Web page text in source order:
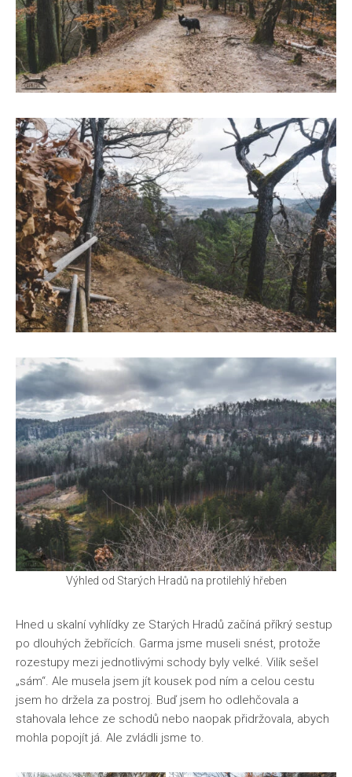
Výhled od Starých Hradů na protilehlý hřeben
Hned u skalní vyhlídky ze Starých Hradů začíná příkrý sestup
po dlouhých žebřících. Garma jsme museli snést, protože
rozestupy mezi jednotlivými schody byly velké. Vilík sešel
„sám“. Ale musela jsem jít kousek pod ním a celou cestu
jsem ho držela za postroj. Buď jsem ho odlehčovala a
stahovala lehce ze schodů nebo naopak přidržovala, abych
mohla popojít já. Ale zvládli jsme to.